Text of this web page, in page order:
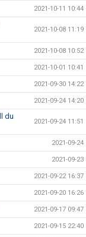
2021-10-11 10:44
2021-10-08 11:19
2021-10-08 10:52
2021-10-01 10:41
2021-09-30 14:22
2021-09-24 14:20
du
2021-09-24 11:51
2021-09-24
2021-09-23
2021-09-22 16:37
2021-09-20 16:26
2021-09-17 09:47
2021-09-15 22:40